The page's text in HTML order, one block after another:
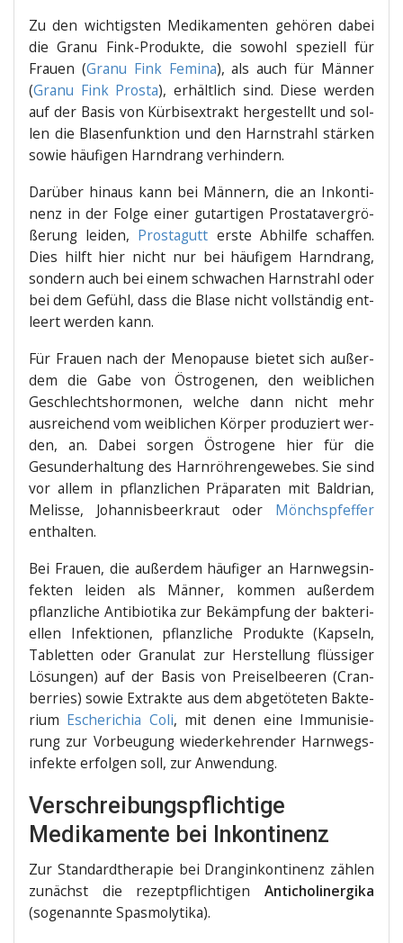
Zu den wich­tigs­ten Medi­ka­men­ten gehö­ren dabei
die Gra­nu Fink-Pro­duk­te, die sowohl spe­zi­ell für
Frau­en (Gra­nu Fink Femi­na), als auch für Män­ner
(Gra­nu Fink Pros­ta), erhält­lich sind. Die­se wer­den
auf der Basis von Kür­bi­s­ex­trakt her­ge­stellt und sol­
len die Bla­sen­funk­ti­on und den Harn­strahl stär­ken
sowie häu­fi­gen Harn­drang verhindern.
Dar­über hin­aus kann bei Män­nern, die an Inkon­ti­
nenz in der Fol­ge einer gut­ar­ti­gen Pro­sta­ta­ver­grö­
ße­rung lei­den, Pros­ta­gutt ers­te Abhil­fe schaf­fen.
Dies hilft hier nicht nur bei häu­fi­gem Harn­drang,
son­dern auch bei einem schwa­chen Harn­strahl oder
bei dem Gefühl, dass die Bla­se nicht voll­stän­dig ent­
leert wer­den kann.
Für Frau­en nach der Meno­pau­se bie­tet sich außer­
dem die Gabe von Östro­ge­nen, den weib­li­chen
Geschlechts­hor­mo­nen, wel­che dann nicht mehr
aus­rei­chend vom weib­li­chen Kör­per pro­du­ziert wer­
den, an. Dabei sor­gen Östro­ge­ne hier für die
Gesund­erhal­tung des Harn­röh­ren­ge­we­bes. Sie sind
vor allem in pflanz­li­chen Prä­pa­ra­ten mit Bal­dri­an,
Melis­se, Johan­nis­beer­kraut oder Mönchs­pfef­fer
enthalten.
Bei Frau­en, die außer­dem häu­fi­ger an Harn­wegs­in­
fek­ten lei­den als Män­ner, kom­men außer­dem
pflanz­li­che Anti­bio­ti­ka zur Bekämp­fung der bak­te­ri­
el­len Infek­tio­nen, pflanz­li­che Pro­duk­te (Kap­seln,
Tablet­ten oder Gra­nu­lat zur Her­stel­lung flüs­si­ger
Lösun­gen) auf der Basis von Prei­sel­bee­ren (Cran­
ber­ries) sowie Extrak­te aus dem abge­tö­te­ten Bak­te­
ri­um Esche­ri­chia Coli, mit denen eine Immu­ni­sie­
rung zur Vor­beu­gung wie­der­keh­ren­der Harn­wegs­
in­fek­te erfol­gen soll, zur Anwendung.
Verschreibungspflichtige
Medikamente bei Inkontinenz
Zur Stan­dard­the­ra­pie bei Dran­gin­kon­ti­nenz zäh­len
zunächst die rezept­pflich­ti­gen Anti­cho­liner­gi­ka
(soge­nann­te Spasmolytika).